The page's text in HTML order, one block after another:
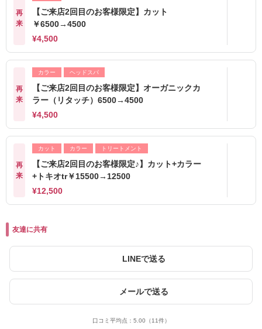
再
来
【ご来店2回目のお客様限定】カット
￥6500→4500
¥4,500
再
来
カラー ヘッドスパ
【ご来店2回目のお客様限定】オーガニックカ
ラー（リタッチ）6500→4500
¥4,500
再
来
カット カラー トリートメント
【ご来店2回目のお客様限定♪】カット+カラー
+トキオtr￥15500→12500
¥12,500
友達に共有
LINEで送る
メールで送る
口コミ平均点： 5.00 （11件）